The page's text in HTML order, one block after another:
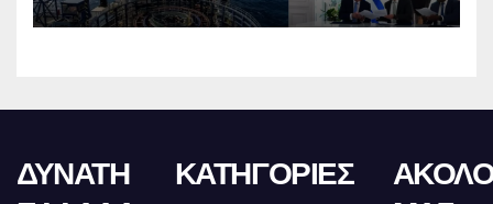
ΔΥΝΑΤΗ
ΚΑΤΗΓΟΡΙΕΣ